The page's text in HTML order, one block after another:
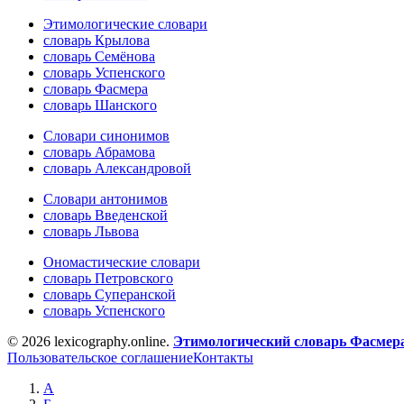
Этимологические словари
словарь Крылова
словарь Семёнова
словарь Успенского
словарь Фасмера
словарь Шанского
Словари синонимов
словарь Абрамова
словарь Александровой
Словари антонимов
словарь Введенской
словарь Львова
Ономастические словари
словарь Петровского
словарь Суперанской
словарь Успенского
© 2026 lexicography.online. Этимологический словарь
Пользовательское соглашениеКонтакты
А